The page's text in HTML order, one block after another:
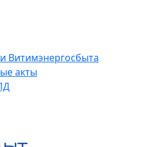
Витимэнергосбыта
акты